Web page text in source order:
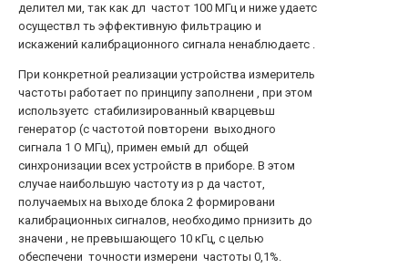
делител ми, так как дл частот 100 МГц и ниже удаетс
осуществл ть эффективную фильтрацию и
искажений калибрационного сигнала ненаблюдаетс .
При конкретной реализации устройства измеритель
частоты работает по принципу заполнени , при этом
используетс стабилизированный кварцевьш
генератор (с частотой повторени выходного
сигнала 1 О МГц), примен емый дл общей
синхронизации всех устройств в приборе. В этом
случае наибольшую частоту из р да частот,
получаемых на выходе блока 2 формировани
калибрационных сигналов, необходимо прнизить до
значени , не превышающего 10 кГц, с целью
обеспечени точности измерени частоты 0,1%.